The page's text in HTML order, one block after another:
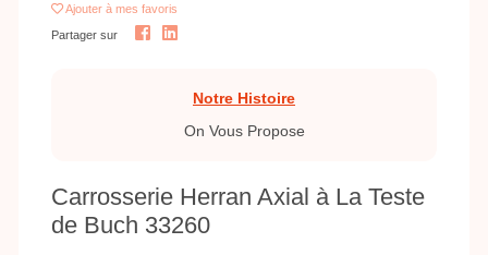
Ajouter à mes favoris
Partager sur
Notre Histoire
On Vous Propose
Carrosserie Herran Axial à La Teste
de Buch 33260